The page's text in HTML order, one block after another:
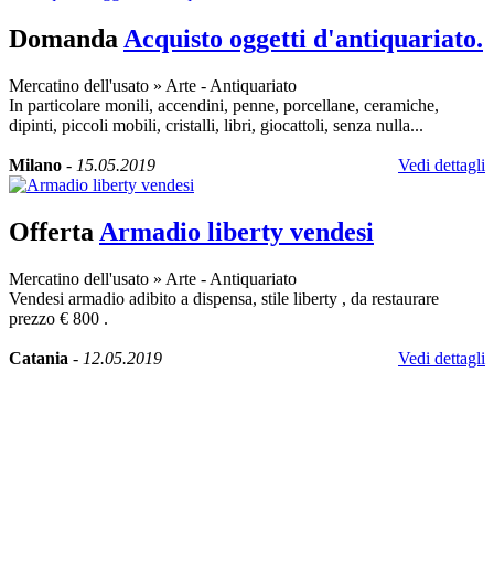
DomandaAcquisto oggetti d'antiquariato.
Mercatino dell'usato » Arte - Antiquariato
In particolare monili, accendini, penne, porcellane, ceramiche,
dipinti, piccoli mobili, cristalli, libri, giocattoli, senza nulla...
Milano - 15.05.2019 Vedi dettagli
Offerta Armadio liberty vendesi
Mercatino dell'usato » Arte - Antiquariato
Vendesi armadio adibito a dispensa, stile liberty , da restaurare
prezzo € 800 .
Catania - 12.05.2019 Vedi dettagli